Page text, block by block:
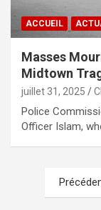
ACCUEIL
Masses
Midtown
juillet 31, 2025
Police
Officer Islam,
Pagination